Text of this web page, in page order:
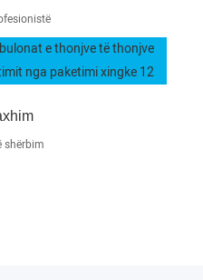
shërbim